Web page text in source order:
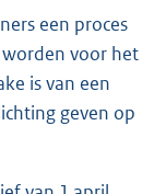
een proces
worden voor het
is van een
geven op